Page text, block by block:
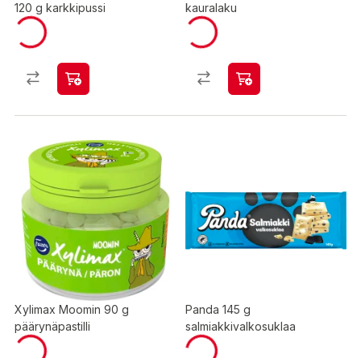
120 g karkkipussi
kauralaku
Xylimax Moomin 90 g
päärynäpastilli
Panda 145 g
salmiakkivalkosuklaa